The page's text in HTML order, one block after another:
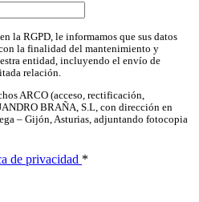
la RGPD, le informamos que sus datos
la finalidad del mantenimiento y
entidad, incluyendo el envío de
relación.
ARCO (acceso, rectificación,
BRAÑA, S.L, con dirección en
– Gijón, Asturias, adjuntando fotocopia
de privacidad *